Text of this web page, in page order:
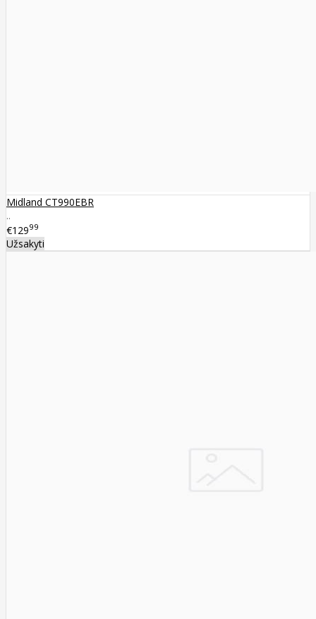
Midland CT990EBR
..
€12999
Užsakyti